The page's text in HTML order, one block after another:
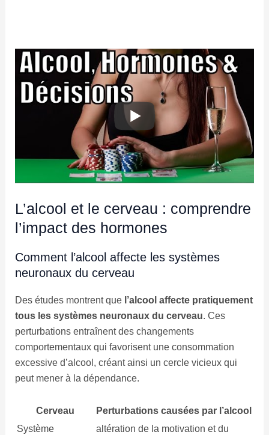
L’alcool et le cerveau : comprendre
l’impact des hormones
Comment l’alcool affecte les systèmes
neuronaux du cerveau
Des études montrent que l’alcool affecte pratiquement
tous les systèmes neuronaux du cerveau. Ces
perturbations entraînent des changements
comportementaux qui favorisent une consommation
excessive d’alcool, créant ainsi un cercle vicieux qui
peut mener à la dépendance.
Cerveau
Perturbations causées par l’alcool
Système
altération de la motivation et du